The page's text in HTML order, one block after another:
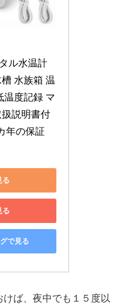
ル水温計
水族箱 温
温度記録 マ
説明書付
年の保証
る
る
で見る
ば、夜中でも１５度以